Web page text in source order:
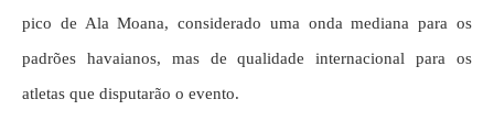
pico de Ala Moana, considerado uma onda mediana para os
padrões havaianos, mas de qualidade internacional para os
atletas que disputarão o evento.